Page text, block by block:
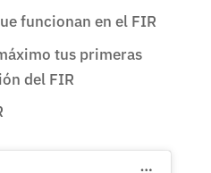
funcionan en el FIR
tus primeras
del FIR